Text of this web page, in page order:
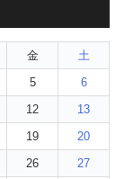
金
土
5
6
12
13
19
20
26
27